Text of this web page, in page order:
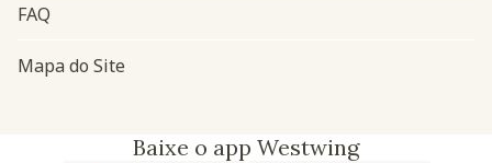
FAQ
Mapa do Site
Baixe o app Westwing